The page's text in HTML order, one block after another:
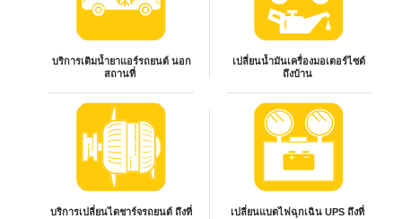
บริการเติมน้ำยาแอร์รถยนต์ นอก
สถานที่
เปลี่ยนน้ำมันเครื่องมอเตอร์ไซต์
ถึงบ้าน
บริการเปลี่ยนไดชาร์จรถยนต์ ถึงที่ เปลี่ยนแบตไฟฉุกเฉิน UPS ถึงที่